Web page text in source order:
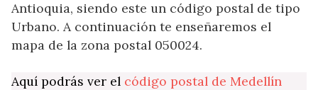
Antioquia, siendo este un código postal de tipo
Urbano. A continuación te enseñaremos el
mapa de la zona postal 050024.
Aquí podrás ver el código postal de Medellín